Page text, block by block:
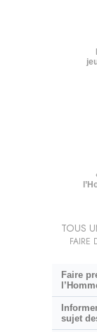
TOUS
FAIRE
Faire
sujet